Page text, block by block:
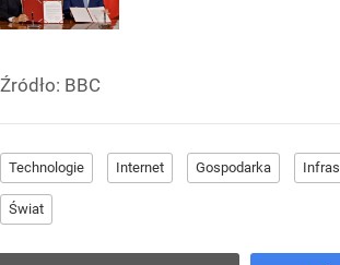
Źródło: BBC
Technologie Internet Gospodarka
Świat